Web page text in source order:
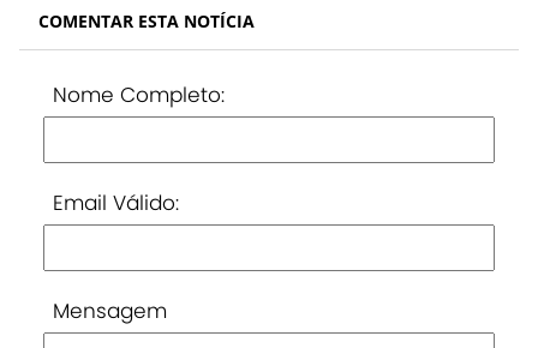
COMENTAR ESTA NOTÍCIA
Nome Completo:
Email Válido:
Mensagem